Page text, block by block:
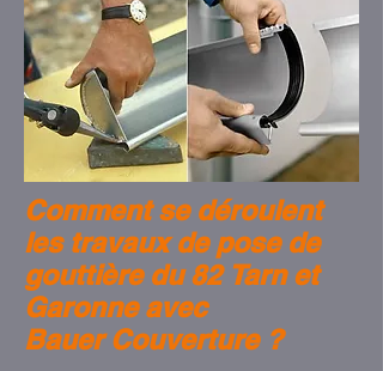
Comment se déroulent
les travaux de pose de
gouttière du 82 Tarn et
Garonne avec
Bauer Couverture ?